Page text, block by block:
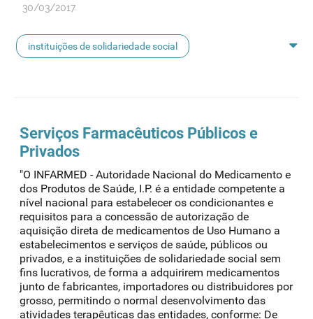
30/03/2017
instituições de solidariedade social
Serviços Farmacêuticos Públicos e
Privados
"O INFARMED - Autoridade Nacional do Medicamento e
dos Produtos de Saúde, I.P. é a entidade competente a
nível nacional para estabelecer os condicionantes e
requisitos para a concessão de autorização de
aquisição direta de medicamentos de Uso Humano a
estabelecimentos e serviços de saúde, públicos ou
privados, e a instituições de solidariedade social sem
fins lucrativos, de forma a adquirirem medicamentos
junto de fabricantes, importadores ou distribuidores por
grosso, permitindo o normal desenvolvimento das
atividades terapêuticas das entidades, conforme: De